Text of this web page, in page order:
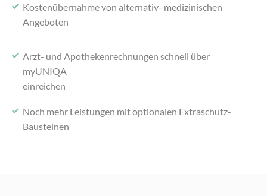
Kostenübernahme von alternativ- medizinischen
Angeboten
Arzt- und Apothekenrechnungen schnell über
myUNIQA
einreichen
Noch mehr Leistungen mit optionalen Extraschutz-
Bausteinen